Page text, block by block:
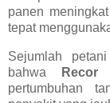
panen
tepat
Sejumlah
bahwa
pertumbuhan